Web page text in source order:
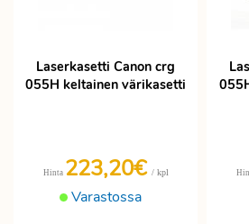
Laserkasetti Canon crg
055H keltainen värikasetti
Varastossa
Hinta 223,20€ / kpl